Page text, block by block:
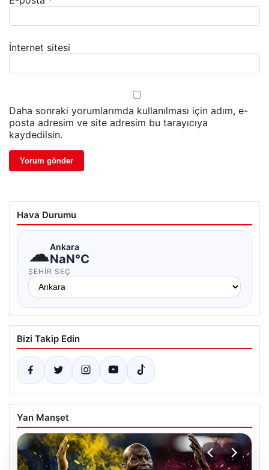
İnternet sitesi
Daha sonraki yorumlarımda kullanılması için adım, e-
posta adresim ve site adresim bu tarayıcıya
kaydedilsin.
Hava Durumu
☁Ankara
NaN°C
ŞEHIR SEÇ
Bizi Takip Edin
Yan Manşet